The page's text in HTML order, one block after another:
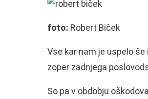
foto: Robert Biček
Vse kar nam je uspelo
zoper zadnjega
So pa v obdobju